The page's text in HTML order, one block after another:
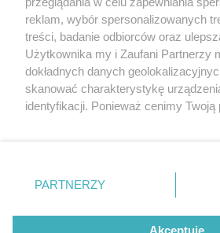
3 / 0
Nie zapomnij
zapoznać się z:
polityką prywatności regulamin
Twojemiasto
Piekary Śląskie
Chorzów
Tarnowskie Góry
Gliwice
Kontakt
reklam, wybór spersonalizowanych
treści, badanie odbiorców oraz
Użytkownika my i Zaufani Partnerzy
dokładnych danych
skanować charakterystykę
identyfikacji. Ponieważ cenimy
prywatności znajdujący się w lewym
. Niektóre rodzaje przetwarzania
zgody użytkownika, ale masz prawo
takiemu przetwarzaniu. Preferencje
PARTNERZY
Akceptuję